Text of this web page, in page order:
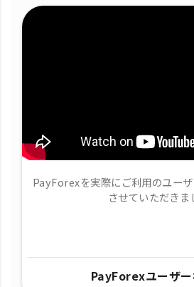
PayForexを実際にご利用のユー
させていただきま
PayForexユーザ